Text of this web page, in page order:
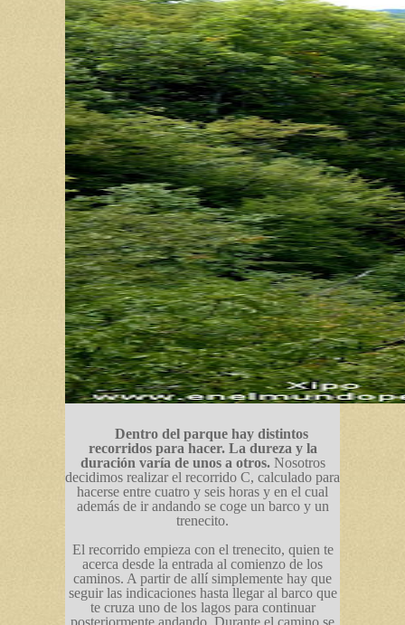
Dentro del parque hay distintos
recorridos para hacer. La dureza y la
duración varía de unos a otros.Nosotros
decidimos realizar el recorrido C, calculado para
hacerse entre cuatro y seis horas y en el cual
además de ir andando se coge un barco y un
trenecito.
El recorrido empieza con el trenecito, quien te
acerca desde la entrada al comienzo de los
caminos. A partir de allí simplemente hay que
seguir las indicaciones hasta llegar al barco que
te cruza uno de los lagos para continuar
posteriormente andando. Durante el camino se